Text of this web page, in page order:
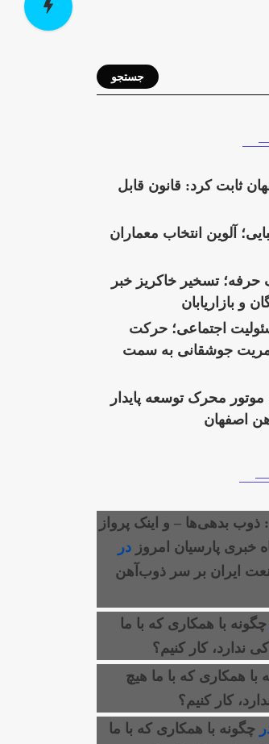
جستجو
ثابت کرد: قانون قابل
آلوین انتخاب معماران
تسخیر خاکریز خبر
و بازاریابان
اجتماعی؛ حرکت
جوشقانی به سمت
محرک توسعه پایدار
اصفهان
بدهی‌ها – و اینک پرواز
خبری پارسیان امروز در
ایران بر سر ذوب‌آهن
چگونه با همکاری که با ما
ندارد، کار کنیم؟
با همکاری که با ما هیچ
کار کنیم؟
چگونه با همکاری که با ما